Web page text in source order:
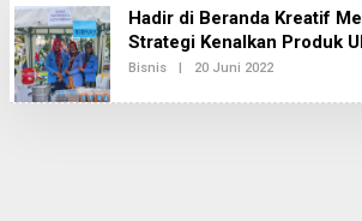
Hadir di Beranda Kreatif
Strategi Kenalkan Produk
Bisnis | 20 Juni 2022O
E